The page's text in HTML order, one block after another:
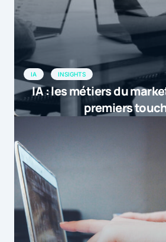
IA INSIGHTS
IA : les métiers du
premiers